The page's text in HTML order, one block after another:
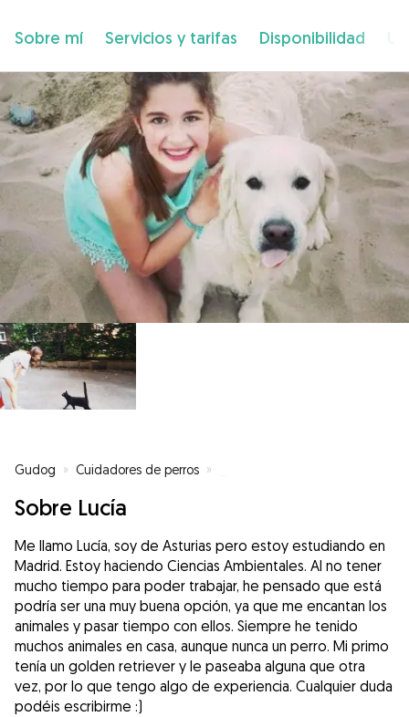
Sobre mí Servicios y tarifas Disponibilidad
Gudog » Cuidadores de perros »
Sobre Lucía
Me llamo Lucía, soy de Asturias pero estoy estudiando en
Madrid. Estoy haciendo Ciencias Ambientales. Al no tener
mucho tiempo para poder trabajar, he pensado que está
podría ser una muy buena opción, ya que me encantan los
animales y pasar tiempo con ellos. Siempre he tenido
muchos animales en casa, aunque nunca un perro. Mi primo
tenía un golden retriever y le paseaba alguna que otra
vez, por lo que tengo algo de experiencia. Cualquier duda
podéis escribirme :)